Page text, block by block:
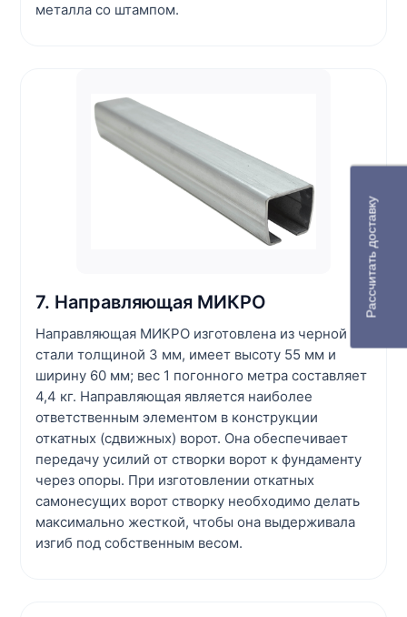
металла со штампом.
7. Направляющая МИКРО
Направляющая МИКРО изготовлена из черной
стали толщиной 3 мм, имеет высоту 55 мм и
ширину 60 мм; вес 1 погонного метра составляет
4,4 кг. Направляющая является наиболее
ответственным элементом в конструкции
откатных (сдвижных) ворот. Она обеспечивает
передачу усилий от створки ворот к фундаменту
через опоры. При изготовлении откатных
самонесущих ворот створку необходимо делать
максимально жесткой, чтобы она выдерживала
изгиб под собственным весом.
Рассчитать доставку